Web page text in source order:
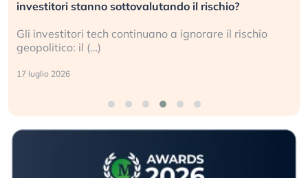
investitori stanno sottovalutando il rischio?
Gli investitori tech continuano a ignorare il rischio
geopolitico: il (…)
17 luglio 2026